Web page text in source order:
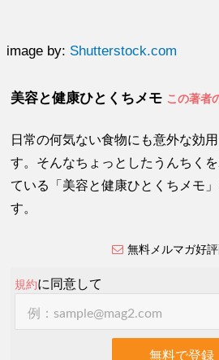
image by: Shutterstock.com
美容と健康ひとくちメモ この著者
日常の何気ない食物にも意外な効
す。そんなちょっとしたうんちく
ている「美容と健康ひとくちメモ
す。
無料メルマガ好
規約に同意して